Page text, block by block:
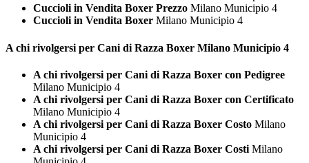
Cuccioli in Vendita Boxer Prezzo Milano Municipio 4
Cuccioli in Vendita Boxer Milano Municipio 4
A chi rivolgersi per Cani di Razza Boxer Milano Municipio 4
A chi rivolgersi per Cani di Razza Boxer con Pedigree
Milano Municipio 4
A chi rivolgersi per Cani di Razza Boxer con Certificato
Milano Municipio 4
A chi rivolgersi per Cani di Razza Boxer Costo Milano
Municipio 4
A chi rivolgersi per Cani di Razza Boxer Costi Milano